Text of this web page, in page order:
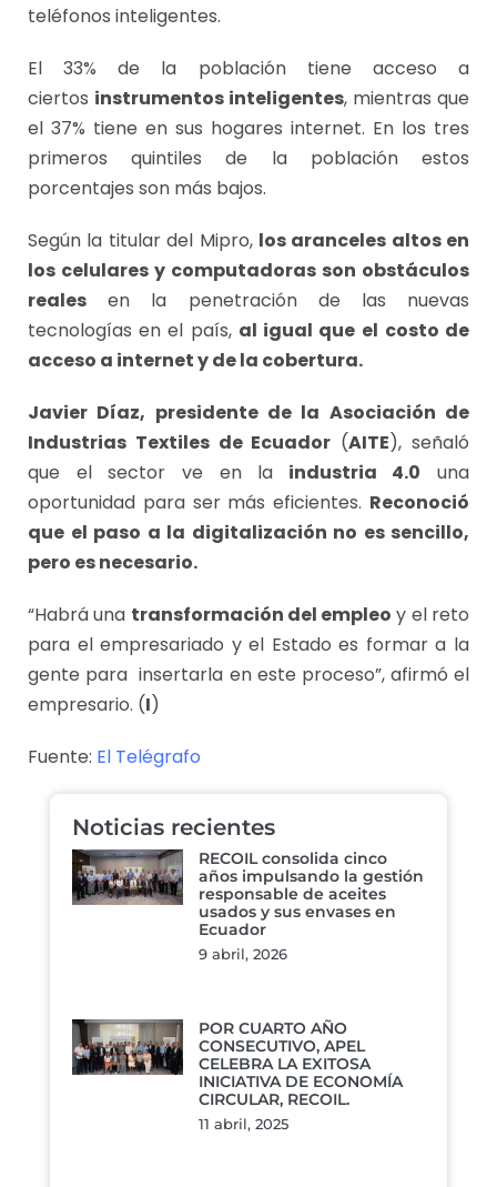
teléfonos inteligentes.
El 33% de la población tiene acceso a
ciertos instrumentos inteligentes, mientras que
el 37% tiene en sus hogares internet. En los tres
primeros quintiles de la población estos
porcentajes son más bajos.
Según la titular del Mipro, los aranceles altos en
los celulares y computadoras son obstáculos
reales en la penetración de las nuevas
tecnologías en el país, al igual que el costo de
acceso a internet y de la cobertura.
Javier Díaz, presidente de la Asociación de
Industrias Textiles de Ecuador (AITE), señaló
que el sector ve en la industria 4.0 una
oportunidad para ser más eficientes. Reconoció
que el paso a la digitalización no es sencillo,
pero es necesario.
“Habrá una transformación del empleo y el reto
para el empresariado y el Estado es formar a la
gente para insertarla en este proceso”, afirmó el
empresario. (I)
Fuente: El Telégrafo
Noticias recientes
RECOIL consolida cinco
años impulsando la gestión
responsable de aceites
usados y sus envases en
Ecuador
9 abril, 2026
POR CUARTO AÑO
CONSECUTIVO, APEL
CELEBRA LA EXITOSA
INICIATIVA DE ECONOMÍA
CIRCULAR, RECOIL.
11 abril, 2025